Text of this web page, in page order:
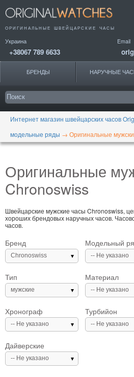
ОРИГИНАЛЬНЫЕ ШВЕЙЦАРСКИЕ ЧАСЫ
Украина
+38067 789 6633
Email
БРЕНДЫ НАРУЧНЫЕ
Интернет магазин швейцарских часов
модельные ряды → Оригинальные
Оригинальные
Chronoswiss
Швейцарские мужские часы Chronoswiss,
хороших брендовых наручных часов.
часов.
Бренд
Chronoswiss
Модельный
-- Не указано
Тип
мужские
Материал
-- Не указано
Хронограф
-- Не указано
Турбийон
-- Не указано
Дайверские
-- Не указано